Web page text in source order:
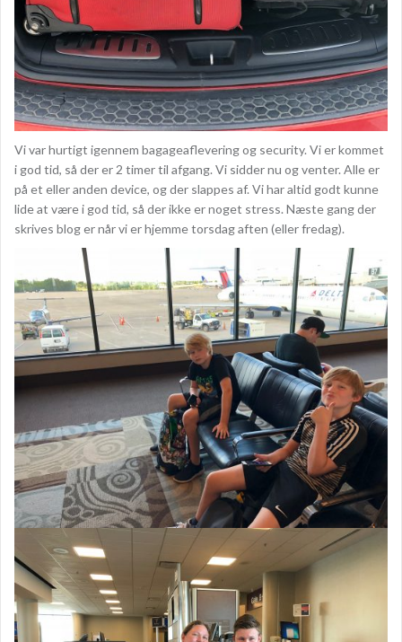
Vi var hurtigt igennem bagageaflevering og security. Vi er kommet
i god tid, så der er 2 timer til afgang. Vi sidder nu og venter. Alle er
på et eller anden device, og der slappes af. Vi har altid godt kunne
lide at være i god tid, så der ikke er noget stress. Næste gang der
skrives blog er når vi er hjemme torsdag aften (eller fredag).